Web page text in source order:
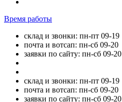
Время работы
склад и звонки: пн-пт 09-19
почта и вотсап: пн-сб 09-20
заявки по сайту: пн-сб 09-20
склад и звонки: пн-пт 09-19
почта и вотсап: пн-сб 09-20
заявки по сайту: пн-сб 09-20